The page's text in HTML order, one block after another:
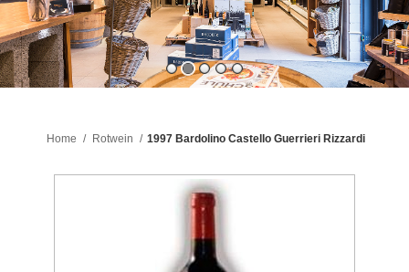
Home / Rotwein / 1997 Bardolino Castello Guerrieri Rizzardi